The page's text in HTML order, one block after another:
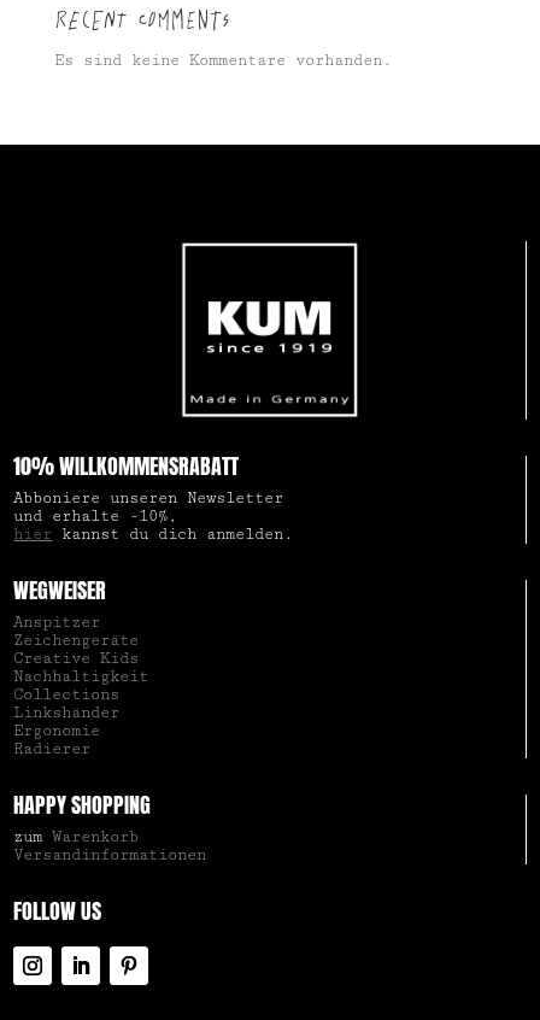
Recent Comments
Es sind keine Kommentare vorhanden.
10% WILLKOMMENSRABATT
Abboniere unseren Newsletter
und erhalte -10%,
hier kannst du dich anmelden.
WEGWEISER
Anspitzer
Zeichengeräte
Creative Kids
Nachhaltigkeit
Collections
Linkshänder
Ergonomie
Radierer
HAPPY SHOPPING
zumWarenkorb
Versandinformationen
FOLLOW US